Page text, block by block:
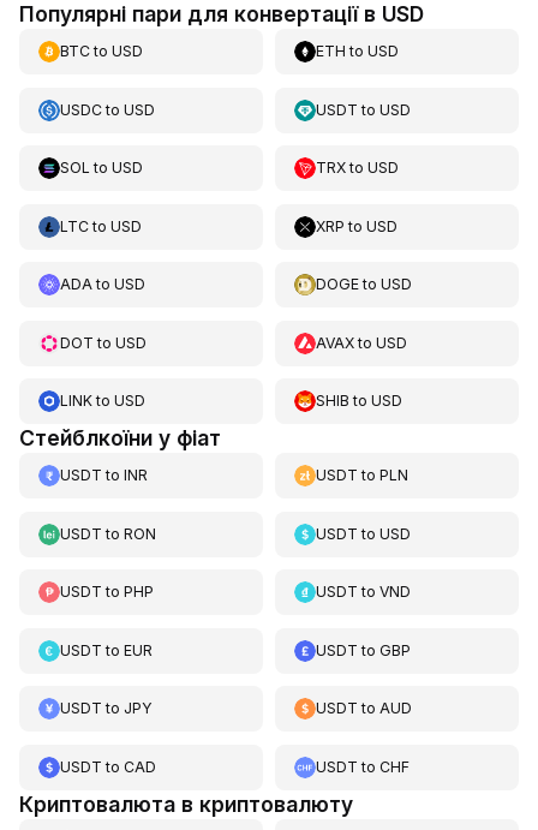
Популярні пари для конвертації в USD
BTCto USD ETH toUSD
USDCto USD USDT toUSD
SOL to USD TRXtoUSD
LTCto USD XRP toUSD
ADAto USD DOGEtoUSD
DOT to USD AVAXtoUSD
LINKto USD SHIB toUSD
Стейблкоїни у фіат
USDT to INR USDT toPLN
USDT to RON USDT toUSD
USDT to PHP USDT toVND
USDT to EUR USDT toGBP
USDT to JPY USDT toAUD
USDT to CAD USDT toCHF
Криптовалюта в криптовалюту